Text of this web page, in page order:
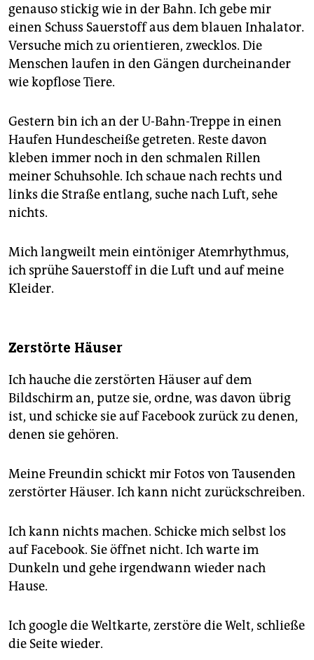
genauso stickig wie in der Bahn. Ich gebe mir
einen Schuss Sauerstoff aus dem blauen Inhalator.
Versuche mich zu orientieren, zwecklos. Die
Menschen laufen in den Gängen durcheinander
wie kopflose Tiere.
Gestern bin ich an der U-Bahn-Treppe in einen
Haufen Hundescheiße getreten. Reste davon
kleben immer noch in den schmalen Rillen
meiner Schuhsohle. Ich schaue nach rechts und
links die Straße entlang, suche nach Luft, sehe
nichts.
Mich langweilt mein eintöniger Atemrhythmus,
ich sprühe Sauerstoff in die Luft und auf meine
Kleider.
Zerstörte Häuser
Ich hauche die zerstörten Häuser auf dem
Bildschirm an, putze sie, ordne, was davon übrig
ist, und schicke sie auf Facebook zurück zu denen,
denen sie gehören.
Meine Freundin schickt mir Fotos von Tausenden
zerstörter Häuser. Ich kann nicht zurückschreiben.
Ich kann nichts machen. Schicke mich selbst los
auf Facebook. Sie öffnet nicht. Ich warte im
Dunkeln und gehe irgendwann wieder nach
Hause.
Ich google die Weltkarte, zerstöre die Welt, schließe
die Seite wieder.